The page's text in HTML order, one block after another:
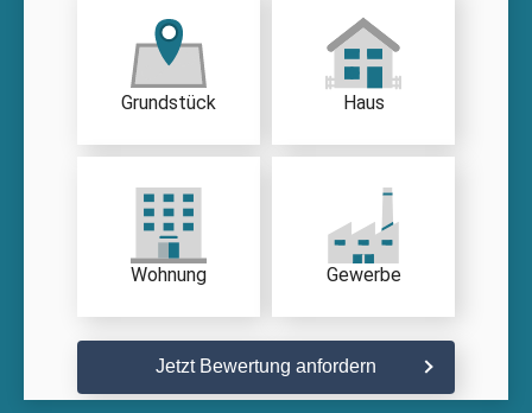
Grundstück Haus
Wohnung Gewerbe
Jetzt Bewertung anfordern